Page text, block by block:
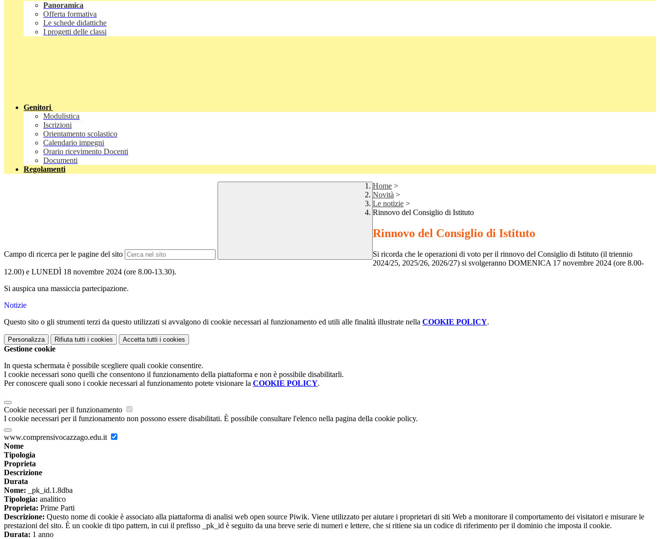
Panoramica
Offerta formativa
Le schede didattiche
I progetti delle classi
Genitori
Modulistica
Iscrizioni
Orientamento scolastico
Calendario impegni
Orario ricevimento Docenti
Documenti
Regolamenti
Campo di ricerca per le pagine del sito
Home >
Novità >
Le notizie >
Rinnovo del Consiglio di Istituto
Rinnovo del Consiglio di Istituto
Si ricorda che le operazioni di voto per il rinnovo del Consiglio di Istituto (il triennio
2024/25, 2025/26, 2026/27) si svolgeranno DOMENICA 17 novembre 2024 (ore 8.00-
12.00) e LUNEDÌ 18 novembre 2024 (ore 8.00-13.30).
Si auspica una massiccia partecipazione.
Notizie
Questo sito o gli strumenti terzi da questo utilizzati si avvalgono di cookie necessari al funzionamento ed utili alle finalità illustrate nella COOKIE POLICY.
Personalizza Rifiuta tutti i cookies Accetta tutti i cookies
Gestione cookie
In questa schermata è possibile scegliere quali cookie consentire.
I cookie necessari sono quelli che consentono il funzionamento della piattaforma e non è possibile disabilitarli.
Per conoscere quali sono i cookie necessari al funzionamento potete visionare la COOKIE POLICY.
Cookie necessari per il funzionamento
I cookie necessari per il funzionamento non possono essere disabilitati. È possibile consultare l'elenco nella pagina della cookie policy.
www.comprensivocazzago.edu.it
Nome
Tipologia
Proprieta
Descrizione
Durata
Nome: _pk_id.1.8dba
Tipologia: analitico
Proprieta: Prime Parti
Descrizione: Questo nome di cookie è associato alla piattaforma di analisi web open source Piwik. Viene utilizzato per aiutare i proprietari di siti Web a monitorare il comportamento dei visitatori e misurare le
prestazioni del sito. È un cookie di tipo pattern, in cui il prefisso _pk_id è seguito da una breve serie di numeri e lettere, che si ritiene sia un codice di riferimento per il dominio che imposta il cookie.
Durata: 1 anno